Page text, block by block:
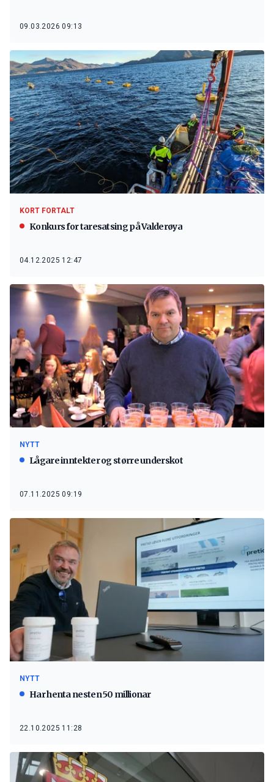
09.03.2026 09:13
KORT FORTALT
Konkurs for taresatsing på Valderøya
04.12.2025 12:47
NYTT
Lågare inntekter og større underskot
07.11.2025 09:19
NYTT
Har henta nesten 50 millionar
22.10.2025 11:28